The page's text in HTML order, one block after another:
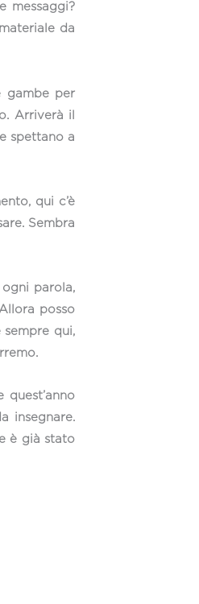
messaggi?
da
gambe per
Arriverà il
spettano a
qui c’è
Sembra
parola,
posso
qui,
insegnare.
è già stato